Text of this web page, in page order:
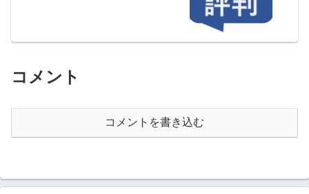
コメント
コメントを書き込む